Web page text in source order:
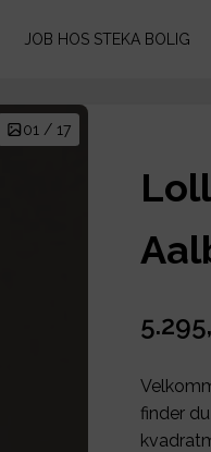
JOB HOS STEKA BOLIG
01 / 17
finder